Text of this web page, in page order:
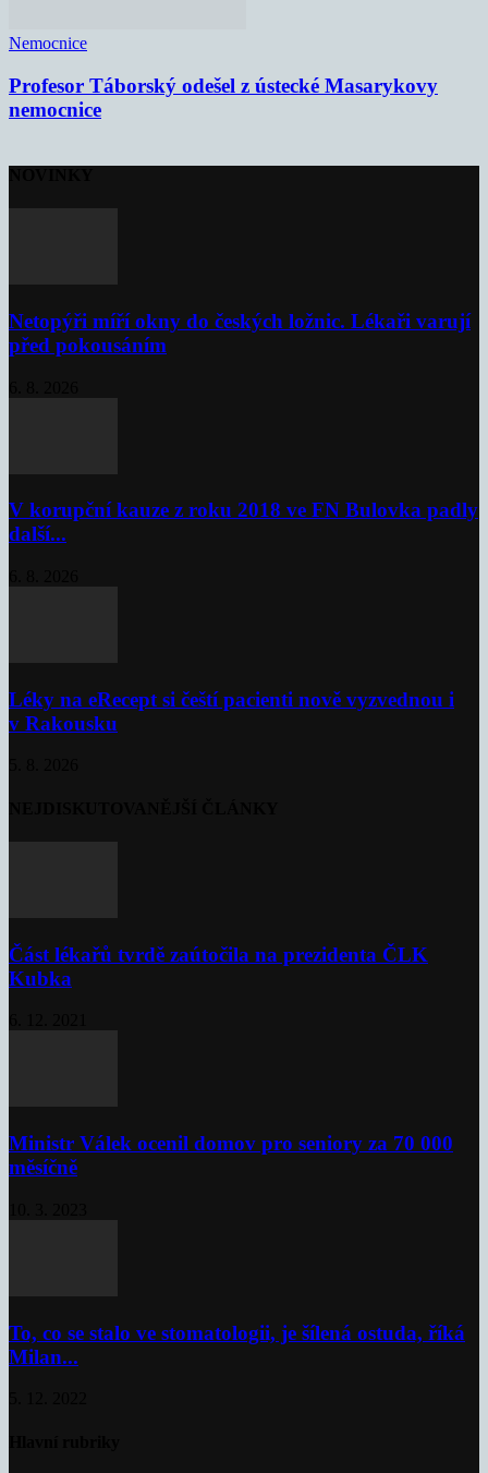
Nemocnice
Profesor Táborský odešel z ústecké Masarykovy
nemocnice
Netopýři míří okny do českých ložnic. Lékaři varují
před pokousáním
V korupční kauze z roku 2018 ve FN Bulovka padly
další...
Léky na eRecept si čeští pacienti nově vyzvednou i
v Rakousku
Část lékařů tvrdě zaútočila na prezidenta ČLK
Kubka
Ministr Válek ocenil domov pro seniory za 70 000
měsíčně
To, co se stalo ve stomatologii, je šílená ostuda, říká
Milan...